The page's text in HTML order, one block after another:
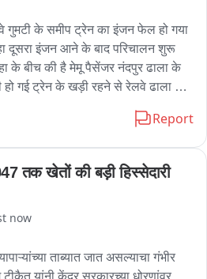
गुमटी के समीप ट्रेन का इंजन फेल हो गया
दूसरा इंजन आने के बाद परिचालन शुरू
के बीच की है मेमू पैसेंजर नंदपुर ढाला के
गई ट्रेन के खड़ी रहने से रेलवे ढाला के
से ट्रेन रुक गई दूसरे इंजन आने के बाद
Report
तक खेतों की बड़ी हिस्सेदारी
now
ताब्यात जात असल्याचा गंभीर
यांनी केंद्र सरकारच्या धोरणांवर